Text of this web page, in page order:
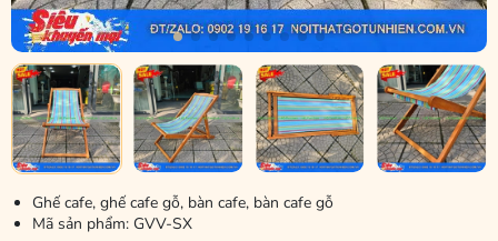
Ghế cafe, ghế cafe gỗ, bàn cafe, bàn cafe gỗ
Mã sản phẩm: GVV-SX